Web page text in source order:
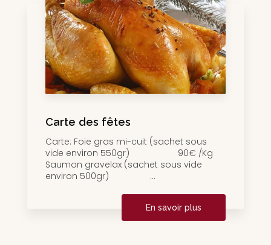
Carte des fêtes
Carte: Foie gras mi-cuit (sachet sous
vide environ 550gr) 90€ /Kg
Saumon gravelax (sachet sous vide
environ 500gr) ...
En savoir plus